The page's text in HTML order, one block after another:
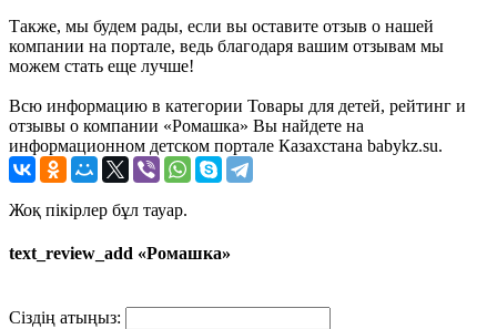
Также, мы будем рады, если вы оставите отзыв о нашей
компании на портале, ведь благодаря вашим отзывам мы
можем стать еще лучше!
Всю информацию в категории Товары для детей, рейтинг и
отзывы о компании «Ромашка» Вы найдете на
информационном детском портале Казахстана babykz.su.
Жоқ пікірлер бұл тауар.
text_review_add «Ромашка»
Сіздің атыңыз: